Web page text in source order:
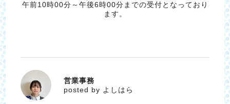
午前10時00分～午後6時00分までの受付となっており
ます。
よしはら
営業事務
posted by よしはら